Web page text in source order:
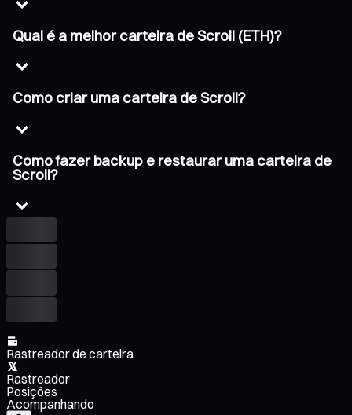
Qual é a melhor carteira de Scroll (ETH)?
Como criar uma carteira de Scroll?
Como fazer backup e restaurar uma carteira de
Scroll?
Rastreador de carteira
Rastreador
Posições
Acompanhando